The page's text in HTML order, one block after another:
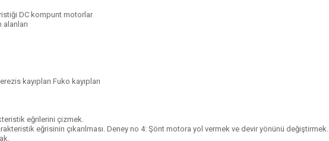
DC kompunt motorlar
kayıpları Fuko kayıpları
eğrilerini çizmek.
eğrisinin çıkarılması. Deney no 4: Şönt motora yol vermek ve devir yönünü değiştirmek.